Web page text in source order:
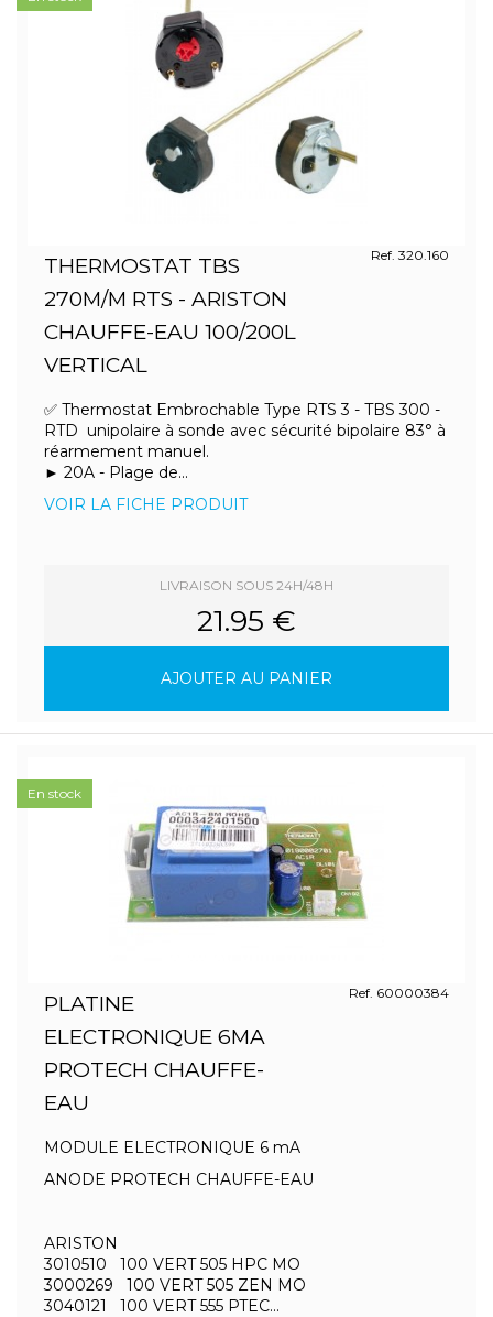
THERMOSTAT TBS
270M/M RTS - ARISTON
CHAUFFE-EAU 100/200L
VERTICAL
Ref. 320.160
✅ Thermostat Embrochable Type RTS 3 - TBS 300 -
RTD unipolaire à sonde avec sécurité bipolaire 83° à
réarmement manuel.
► 20A - Plage de...
VOIR LA FICHE PRODUIT
LIVRAISON SOUS 24H/48H
21.95 €
AJOUTER AU PANIER
PLATINE
ELECTRONIQUE 6MA
PROTECH CHAUFFE-
EAU
Ref. 60000384
MODULE ELECTRONIQUE 6 mA
ANODE PROTECH CHAUFFE-EAU
ARISTON
3010510 100 VERT 505 HPC MO
3000269 100 VERT 505 ZEN MO
3040121 100 VERT 555 PTEC...
En stock